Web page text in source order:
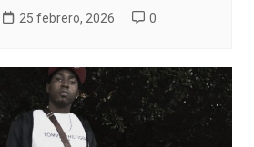
25 febrero, 2026 0